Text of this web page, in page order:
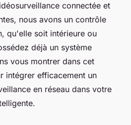
connectée et
nous avons un contrôle
qu'elle soit intérieure ou
déjà un système
vous montrer dans cet
intégrer efficacement un
en réseau dans votre